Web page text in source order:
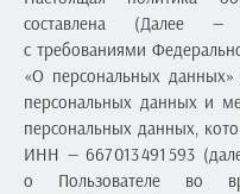
составлена (Далее —
с требованиями
«О персональных
персональных данных и
персональных данных,
ИНН — 667 013 491 593
о Пользователе во